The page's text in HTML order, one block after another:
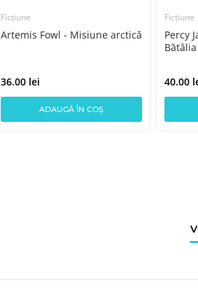
Ficțiune
Artemis Fowl - Misiune arctică
36.00 lei
ADAUGĂ ÎN COȘ
Ficțiune
Percy
40.00